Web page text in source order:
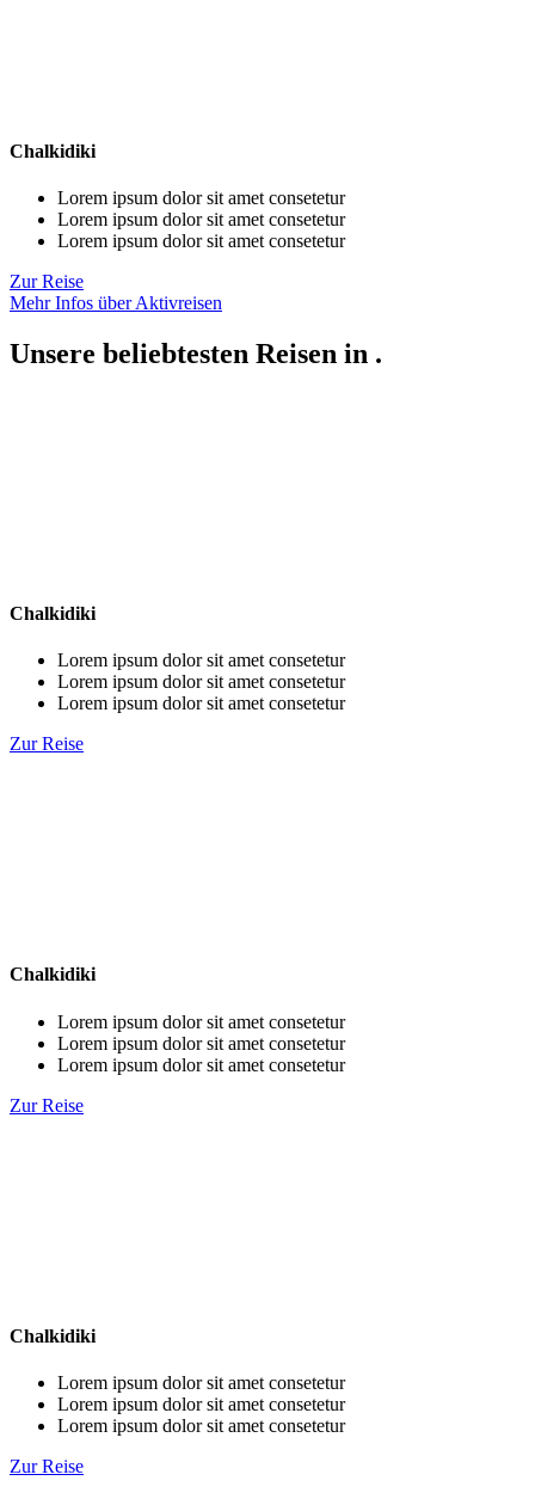
Chalkidiki
Lorem ipsum dolor sit amet consetetur
Lorem ipsum dolor sit amet consetetur
Lorem ipsum dolor sit amet consetetur
Zur Reise
Mehr Infos über Aktivreisen
Unsere beliebtesten Reisen in .
Chalkidiki
Lorem ipsum dolor sit amet consetetur
Lorem ipsum dolor sit amet consetetur
Lorem ipsum dolor sit amet consetetur
Zur Reise
Chalkidiki
Lorem ipsum dolor sit amet consetetur
Lorem ipsum dolor sit amet consetetur
Lorem ipsum dolor sit amet consetetur
Zur Reise
Chalkidiki
Lorem ipsum dolor sit amet consetetur
Lorem ipsum dolor sit amet consetetur
Lorem ipsum dolor sit amet consetetur
Zur Reise